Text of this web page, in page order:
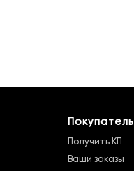
Получить КП
Ваши заказы